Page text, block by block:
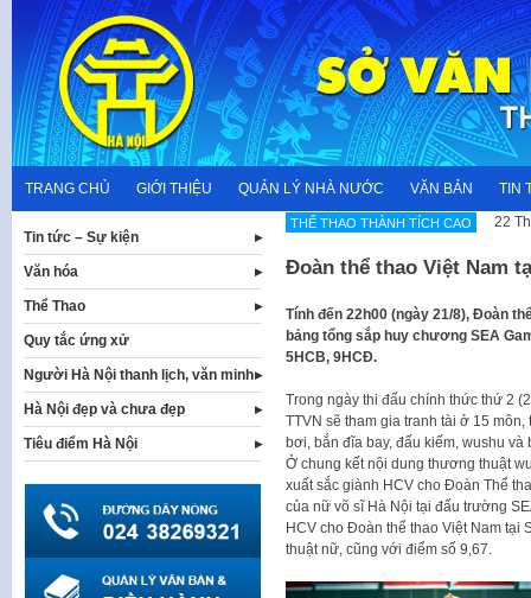
content
TRANG CHỦ GIỚI THIỆU QUẢN LÝ NHÀ NƯỚC VĂN BẢN TIN
THẾ THAO THÀNH TÍCH CAO 22
Đoàn thể thao Việt Nam
Tính đến 22h00 (ngày 21/8), Đoàn
bảng tổng sắp huy chương SEA
5HCB, 9HCĐ.
Trong ngày thi đấu chính thức thứ 2
TTVN sẽ tham gia tranh tài ở 15
bơi, bắn đĩa bay, đấu kiếm, wushu và
Ở chung kết nội dung thương thuật
xuất sắc giành HCV cho Đoàn Thể
của nữ võ sĩ Hà Nội tại đấu trường
HCV cho Đoàn thể thao Việt Nam tại
thuật nữ, cũng với điểm số 9,67.
Tin tức – Sự kiện
Văn hóa
Thể Thao
Quy tắc ứng xử
Người Hà Nội thanh lịch, văn minh
Hà Nội đẹp và chưa đẹp
Tiêu điểm Hà Nội